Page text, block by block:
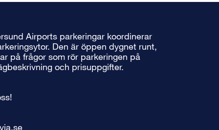
Airports parkeringar koordinerar
Den är öppen dygnet runt,
på frågor som rör parkeringen på
och prisuppgifter.